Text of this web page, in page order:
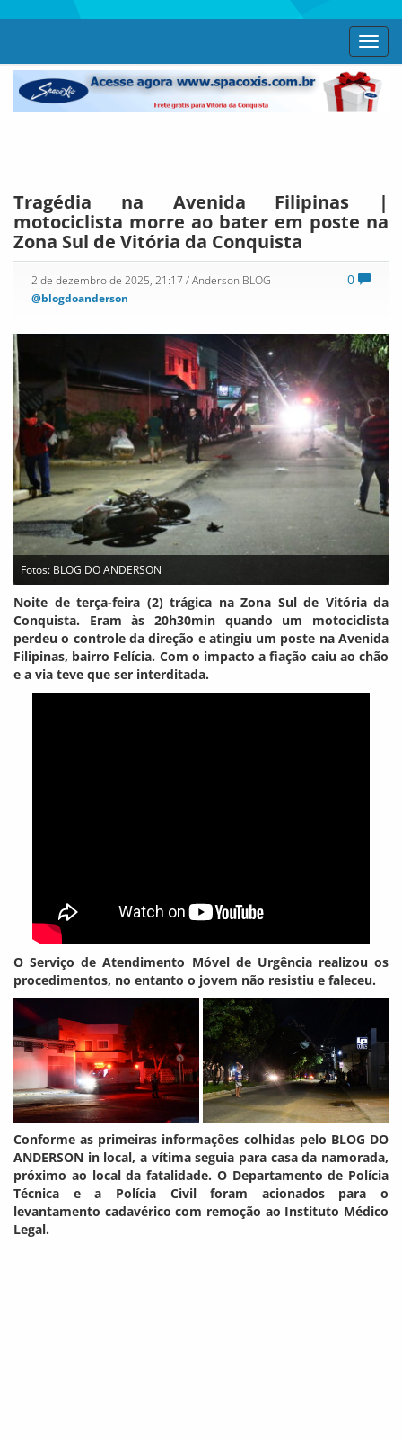
Tragédia na Avenida Filipinas |
motociclista morre ao bater em poste na
Zona Sul de Vitória da Conquista
0
2 de dezembro de 2025, 21:17 / Anderson BLOG
@blogdoanderson
Fotos: BLOG DO ANDERSON
Noite de terça-feira (2) trágica na Zona Sul de Vitória da
Conquista. Eram às 20h30min quando um motociclista
perdeu o controle da direção e atingiu um poste na Avenida
Filipinas, bairro Felícia. Com o impacto a fiação caiu ao chão
e a via teve que ser interditada.
O Serviço de Atendimento Móvel de Urgência realizou os
procedimentos, no entanto o jovem não resistiu e faleceu.
Conforme as primeiras informações colhidas pelo BLOG DO
ANDERSON in local, a vítima seguia para casa da namorada,
próximo ao local da fatalidade. O Departamento de Polícia
Técnica e a Polícia Civil foram acionados para o
levantamento cadavérico com remoção ao Instituto Médico
Legal.